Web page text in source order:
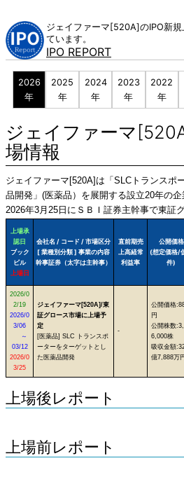
content
ジェイファーマ[520A]のIPO新
ています。
IPO REPORT
2026
年
2025
年
2024
年
2023
年
2022
年
ジェイファーマ
場情報
ジェイファーマ[520A]は「SLCトランスポ
品開発」(医薬品）を展開する設立20年の企
2026年3月25日にＳＢＩ証券主幹事で東証
上場承
認日
ブック
ビル
上場日
会社名 / コード / 市場区分
[ 業種別分類 ] 事業の内容
幹事証券（太字は主幹事）
直前期売
上高経常
利益率
公開価格
(想定価格/
件)
2026/0
2/19
2026/0
3/06
～
03/12
2026/0
3/25
ジェイファーマ[520A]/東
証グロース市場に上場予
定
[医薬品] SLC トランスポ
ーターをターゲットとし
た医薬品開発
-
公開価格
円
公開株数
6,000株
吸収金額
億7,888万
上場後レポート
上場前レポート